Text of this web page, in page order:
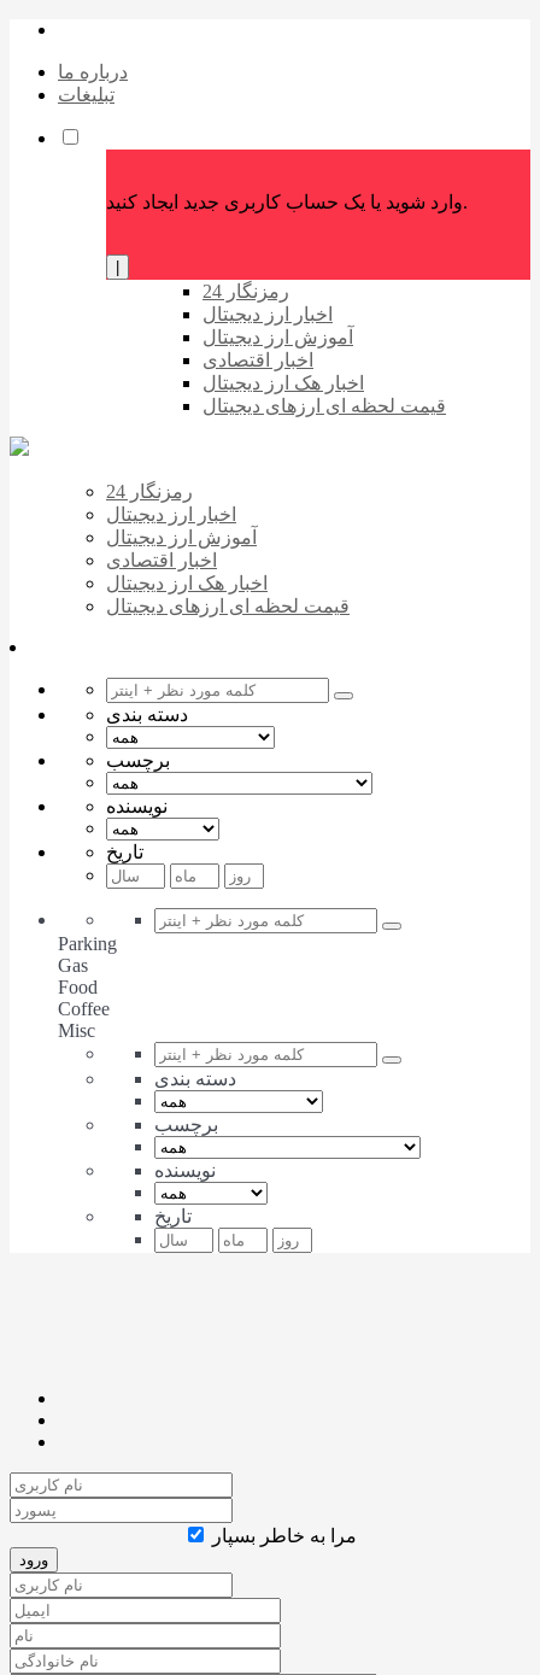
درباره ما
تبلیغات
وارد شوید یا یک حساب کاربری جدید ایجاد کنید.
رمزنگار 24
اخبار ارز دیجیتال
آموزش ارز دیجیتال
اخبار اقتصادی
اخبار هک ارز دیجیتال
قیمت لحظه ای ارزهای دیجیتال
رمزنگار 24
اخبار ارز دیجیتال
آموزش ارز دیجیتال
اخبار اقتصادی
اخبار هک ارز دیجیتال
قیمت لحظه ای ارزهای دیجیتال
دسته بندی
برچسب
نویسنده
تاریخ
Parking
Gas
Food
Coffee
Misc
دسته بندی
برچسب
نویسنده
تاریخ
مرا به خاطر بسپار